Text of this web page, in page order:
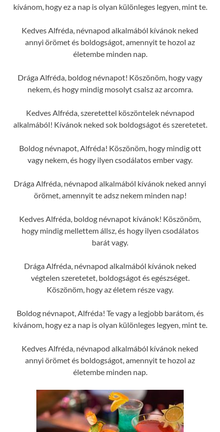
kívánom, hogy ez a nap is olyan különleges legyen, mint te.
Kedves Alfréda, névnapod alkalmából kívánok neked
annyi örömet és boldogságot, amennyit te hozol az
életembe minden nap.
Drága Alfréda, boldog névnapot! Köszönöm, hogy vagy
nekem, és hogy mindig mosolyt csalsz az arcomra.
Kedves Alfréda, szeretettel köszöntelek névnapod
alkalmából! Kívánok neked sok boldogságot és szeretetet.
Boldog névnapot, Alfréda! Köszönöm, hogy mindig ott
vagy nekem, és hogy ilyen csodálatos ember vagy.
Drága Alfréda, névnapod alkalmából kívánok neked annyi
örömet, amennyit te adsz nekem minden nap!
Kedves Alfréda, boldog névnapot kívánok! Köszönöm,
hogy mindig mellettem állsz, és hogy ilyen csodálatos
barát vagy.
Drága Alfréda, névnapod alkalmából kívánok neked
végtelen szeretetet, boldogságot és egészséget.
Köszönöm, hogy az életem része vagy.
Boldog névnapot, Alfréda! Te vagy a legjobb barátom, és
kívánom, hogy ez a nap is olyan különleges legyen, mint te.
Kedves Alfréda, névnapod alkalmából kívánok neked
annyi örömet és boldogságot, amennyit te hozol az
életembe minden nap.